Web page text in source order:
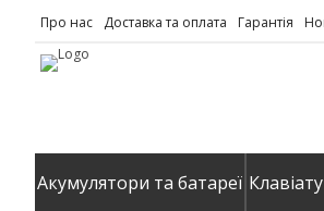
Про нас Доставка та оплата Гарантія
Акумулятори та батареї